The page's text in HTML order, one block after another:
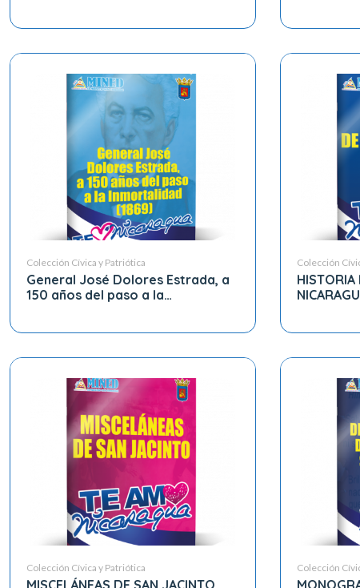
Colección Cívica y Patriótica
General José Dolores Estrada, a
150 años del paso a la
Colección
HISTORIA
Colección Cívica y Patriótica
MISCELÁNEAS DE SAN JACINTO
Colección